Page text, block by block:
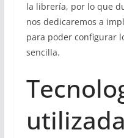
la librería, por lo que
nos dedicaremos a
para poder configurar
sencilla.